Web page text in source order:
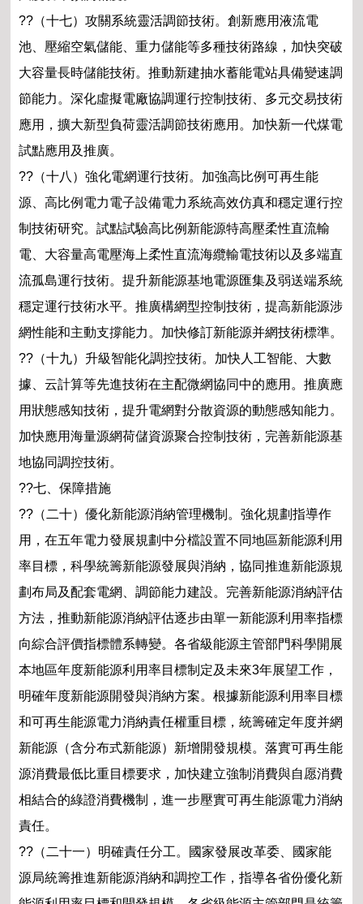
??（十七）攻關系統靈活調節技術。創新應用液流電
池、壓縮空氣儲能、重力儲能等多種技術路線，加快突破
大容量長時儲能技術。推動新建抽水蓄能電站具備變速調
節能力。深化虛擬電廠協調運行控制技術、多元交易技術
應用，擴大新型負荷靈活調節技術應用。加快新一代煤電
試點應用及推廣。
??（十八）強化電網運行技術。加強高比例可再生能
源、高比例電力電子設備電力系統高效仿真和穩定運行控
制技術研究。試點試驗高比例新能源特高壓柔性直流輸
電、大容量高電壓海上柔性直流海纜輸電技術以及多端直
流孤島運行技術。提升新能源基地電源匯集及弱送端系統
穩定運行技術水平。推廣構網型控制技術，提高新能源涉
網性能和主動支撐能力。加快修訂新能源并網技術標準。
??（十九）升級智能化調控技術。加快人工智能、大數
據、云計算等先進技術在主配微網協同中的應用。推廣應
用狀態感知技術，提升電網對分散資源的動態感知能力。
加快應用海量源網荷儲資源聚合控制技術，完善新能源基
地協同調控技術。
??七、保障措施
??（二十）優化新能源消納管理機制。強化規劃指導作
用，在五年電力發展規劃中分檔設置不同地區新能源利用
率目標，科學統籌新能源發展與消納，協同推進新能源規
劃布局及配套電網、調節能力建設。完善新能源消納評估
方法，推動新能源消納評估逐步由單一新能源利用率指標
向綜合評價指標體系轉變。各省級能源主管部門科學開展
本地區年度新能源利用率目標制定及未來3年展望工作，
明確年度新能源開發與消納方案。根據新能源利用率目標
和可再生能源電力消納責任權重目標，統籌確定年度并網
新能源（含分布式新能源）新增開發規模。落實可再生能
源消費最低比重目標要求，加快建立強制消費與自愿消費
相結合的綠證消費機制，進一步壓實可再生能源電力消納
責任。
??（二十一）明確責任分工。國家發展改革委、國家能
源局統籌推進新能源消納和調控工作，指導各省份優化新